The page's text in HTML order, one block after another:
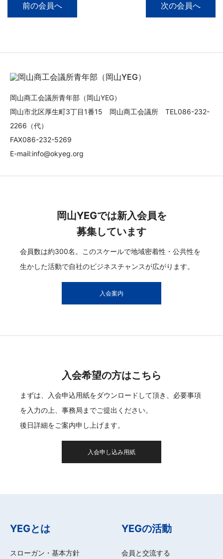
前の会員へ 次の会員へ
岡山商工会議所青年部（岡山YEG）
岡山市北区厚生町3丁目1番15 岡山商工会議所 TEL086-232-
2266（代）
FAX086-232-5269
E-mail:info@okyeg.org
岡山YEGでは新入会員を
募集しています
会員数は約300名。このスケールで地域密着性・公共性を
生かした活動で自社のビジネスチャンスが広がります。
入会案内
入会希望の方はこちら
まずは、入会申込用紙をダウンロードして頂き、必要事項
を入力の上、事務局までご提出ください。
後日詳細をご案内申し上げます。
入会申し込み用紙
YEGとは
スローガン・基本方針
YEGの活動
会員と交流する